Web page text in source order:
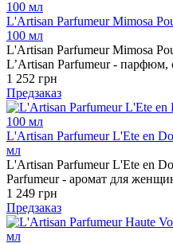
L'Artisan Parfumeur Mimosa
100 мл
L'Artisan Parfumeur Mimosa
L’Artisan Parfumeur - парфюм,
1 252 грн
Предзаказ
L'Artisan Parfumeur L'Ete en
мл
L'Artisan Parfumeur L'Ete en
Parfumeur - аромат для
1 249 грн
Предзаказ